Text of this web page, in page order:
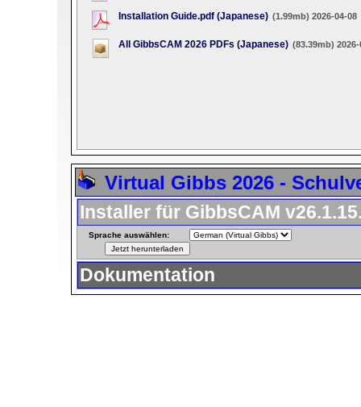
Installation Guide.pdf (Japanese) (1.99mb) 2026-04-08
All GibbsCAM 2026 PDFs (Japanese) (83.39mb) 2026-
Virtual Gibbs 2026 -
Installer für GibbsCAM
Sprache auswählen:
Dokumentation